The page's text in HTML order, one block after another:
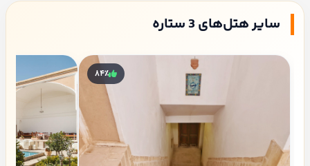
سایر هتل‌های 3 ستاره
۸۴٪